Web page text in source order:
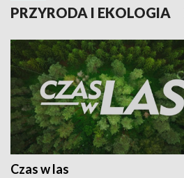
PRZYRODA I EKOLOGIA
Czas w las